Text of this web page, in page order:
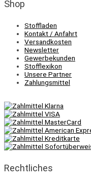
Shop
Stoffladen
Kontakt / Anfahrt
Versandkosten
Newsletter
Gewerbekunden
Stofflexikon
Unsere Partner
Zahlungsmittel
Rechtliches